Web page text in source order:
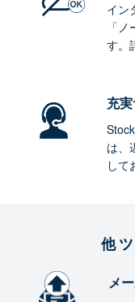
イン
「
す。
充
は、
して
他
メ